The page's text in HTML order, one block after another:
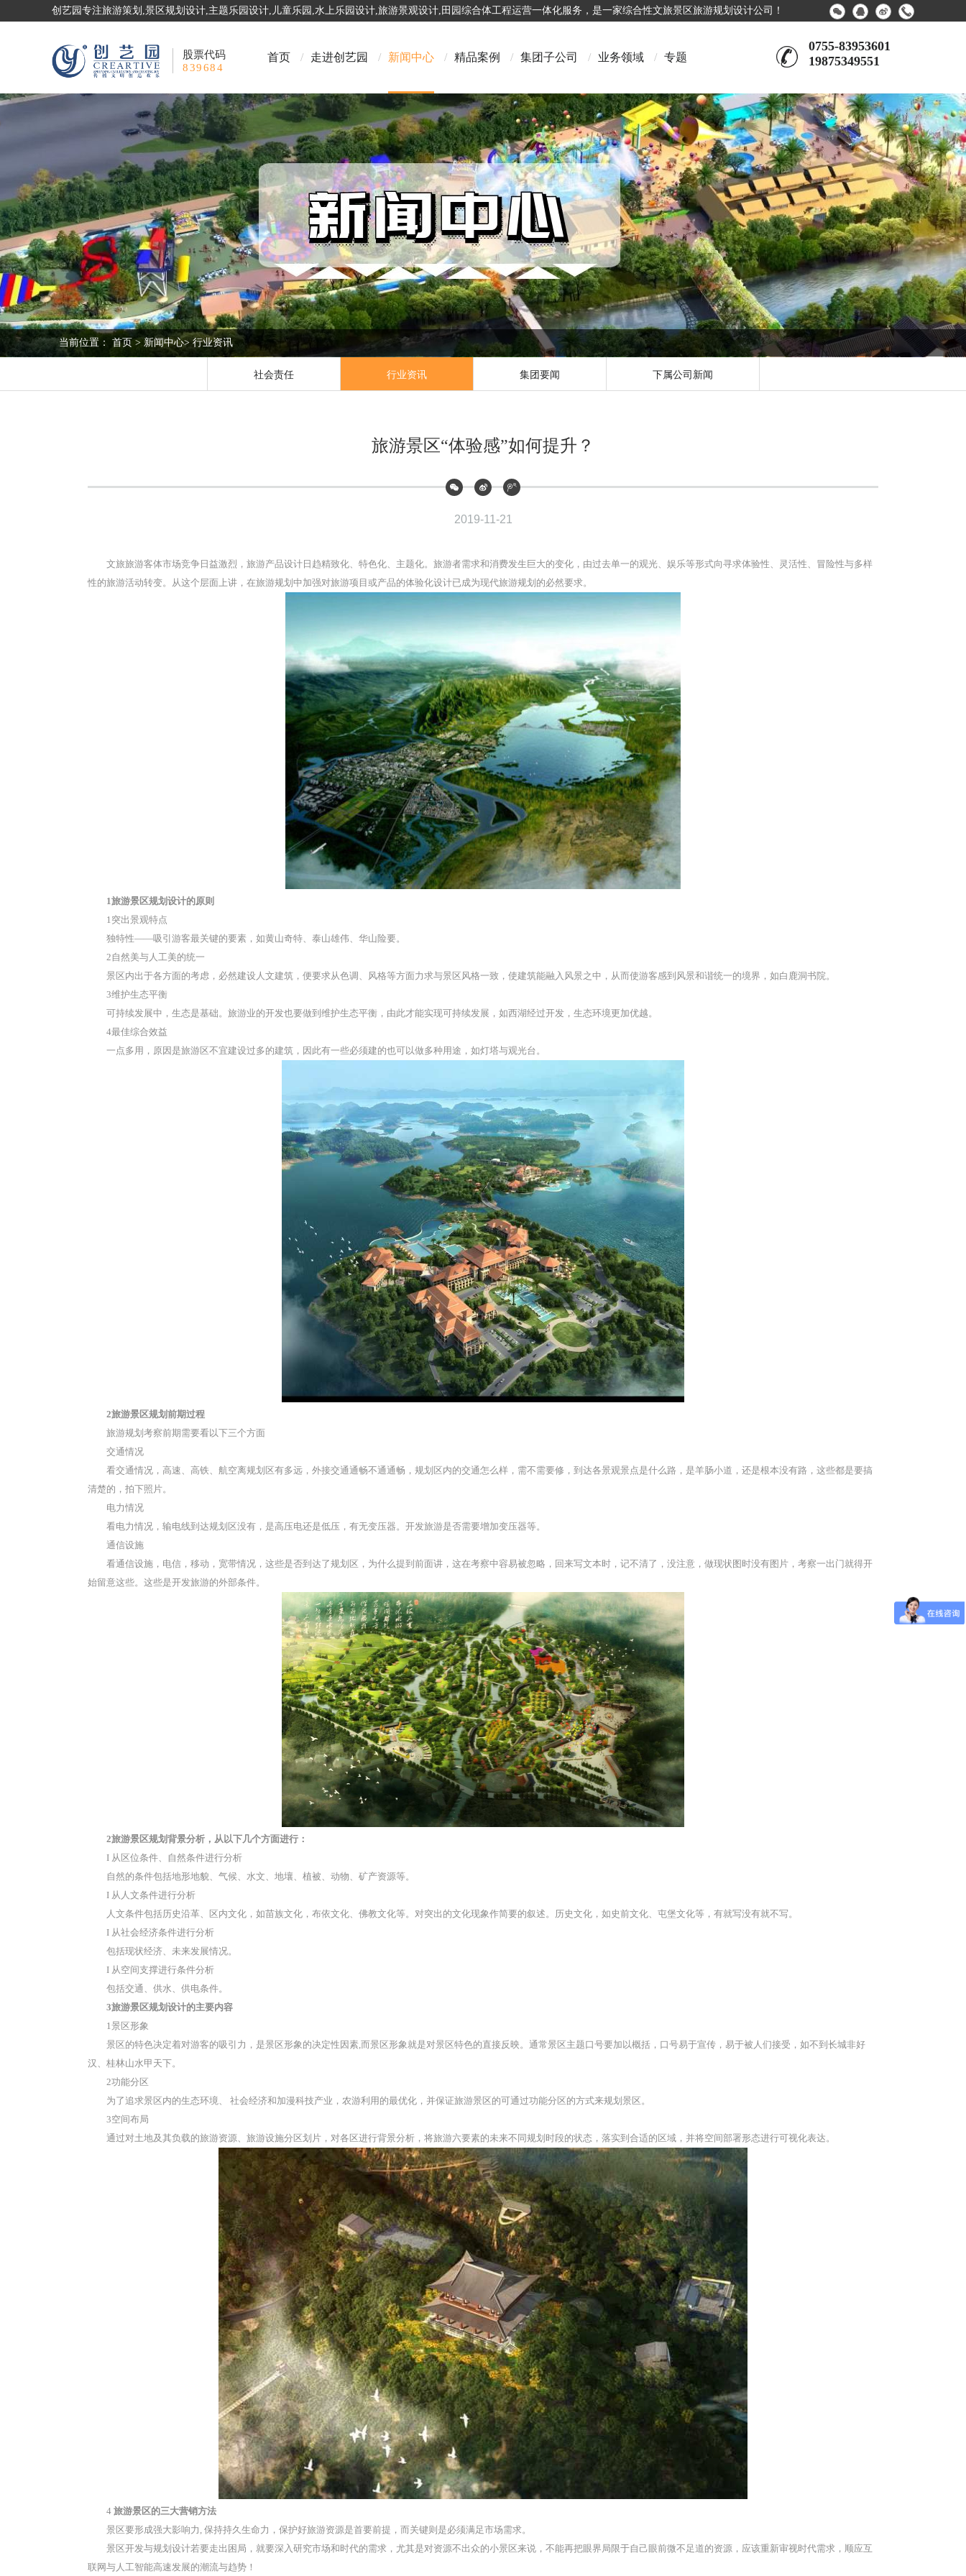
创艺园专注旅游策划,景区规划设计,主题乐园设计,儿童乐园,水上乐园设计,旅游景观设计,田园综合体工程运营一体化服务，是一家综合性文旅景区旅游规划设计公司！
股票代码
839684
首页 / 走进创艺园 / 新闻中心 / 精品案例 / 集团子公司 / 业务领域 / 专题
0755-83953601
19875349551
当前位置： 首页 > 新闻中心> 行业资讯
社会责任 行业资讯 集团要闻 下属公司新闻
旅游景区“体验感”如何提升？
2019-11-21
文旅旅游客体市场竞争日益激烈，旅游产品设计日趋精致化、特色化、主题化。旅游者需求和消费发生巨大的变化，由过去单一的观光、娱乐等形式向寻求体验性、灵活性、冒险性与多样
性的旅游活动转变。从这个层面上讲，在旅游规划中加强对旅游项目或产品的体验化设计已成为现代旅游规划的必然要求。
1旅游景区规划设计的原则
1突出景观特点
独特性——吸引游客最关键的要素，如黄山奇特、泰山雄伟、华山险要。
2自然美与人工美的统一
景区内出于各方面的考虑，必然建设人文建筑，便要求从色调、风格等方面力求与景区风格一致，使建筑能融入风景之中，从而使游客感到风景和谐统一的境界，如白鹿洞书院。
3维护生态平衡
可持续发展中，生态是基础。旅游业的开发也要做到维护生态平衡，由此才能实现可持续发展，如西湖经过开发，生态环境更加优越。
4最佳综合效益
一点多用，原因是旅游区不宜建设过多的建筑，因此有一些必须建的也可以做多种用途，如灯塔与观光台。
2旅游景区规划前期过程
旅游规划考察前期需要看以下三个方面
交通情况
看交通情况，高速、高铁、航空离规划区有多远，外接交通通畅不通通畅，规划区内的交通怎么样，需不需要修，到达各景观景点是什么路，是羊肠小道，还是根本没有路，这些都是要搞
清楚的，拍下照片。
电力情况
看电力情况，输电线到达规划区没有，是高压电还是低压，有无变压器。开发旅游是否需要增加变压器等。
通信设施
看通信设施，电信，移动，宽带情况，这些是否到达了规划区，为什么提到前面讲，这在考察中容易被忽略，回来写文本时，记不清了，没注意，做现状图时没有图片，考察一出门就得开
始留意这些。这些是开发旅游的外部条件。
2旅游景区规划背景分析，从以下几个方面进行：
I 从区位条件、自然条件进行分析
自然的条件包括地形地貌、气候、水文、地壤、植被、动物、矿产资源等。
I 从人文条件进行分析
人文条件包括历史沿革、区内文化，如苗族文化，布依文化、佛教文化等。对突出的文化现象作简要的叙述。历史文化，如史前文化、屯堡文化等，有就写没有就不写。
I 从社会经济条件进行分析
包括现状经济、未来发展情况。
I 从空间支撑进行条件分析
包括交通、供水、供电条件。
3旅游景区规划设计的主要内容
1景区形象
景区的特色决定着对游客的吸引力，是景区形象的决定性因素,而景区形象就是对景区特色的直接反映。通常景区主题口号要加以概括，口号易于宣传，易于被人们接受，如不到长城非好
汉、桂林山水甲天下。
2功能分区
为了追求景区内的生态环境、 社会经济和加漫科技产业，农游利用的最优化，并保证旅游景区的可通过功能分区的方式来规划景区。
3空间布局
通过对土地及其负载的旅游资源、旅游设施分区划片，对各区进行背景分析，将旅游六要素的未来不同规划时段的状态，落实到合适的区域，并将空间部署形态进行可视化表达。
4 旅游景区的三大营销方法
景区要形成强大影响力, 保持持久生命力，保护好旅游资源是首要前提，而关键则是必须满足市场需求。
景区开发与规划设计若要走出困局，就要深入研究市场和时代的需求，尤其是对资源不出众的小景区来说，不能再把眼界局限于自己眼前微不足道的资源，应该重新审视时代需求，顺应互
联网与人工智能高速发展的潮流与趋势！